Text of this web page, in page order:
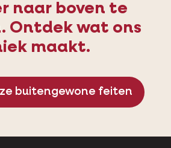
naar boven te
Ontdek wat ons
maakt.
buitengewone feiten